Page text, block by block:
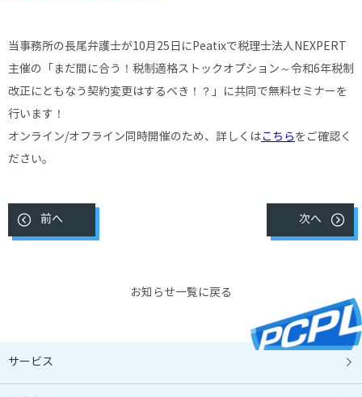
当事務所の長尾弁護士が10月25日にPeatixで税理士法人NEXPERT
主催の「まだ間に合う！税制適格ストックオプション～令和6年税制
改正にともなう契約変更はするべき！？」に共同で無料セミナーを
行います！
オンライン/オフライン同時開催のため、詳しくはこちらをご確認く
ださい。
前へ 次へ
お知らせ一覧に戻る
サービス